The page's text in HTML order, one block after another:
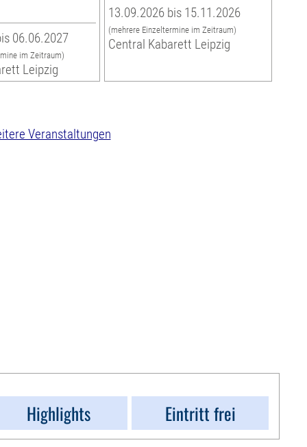
06.06.2027
im Zeitraum)
Leipzig
13.09.2026 bis 15.11.2026
(mehrere Einzeltermine im Zeitraum)
Central Kabarett Leipzig
Veranstaltungen
Highlights Eintritt frei